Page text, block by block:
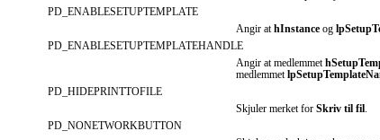
PD_ENABLESETUPTEMPLATE
Angir athInstance og
PD_ENABLESETUPTEMPLATEHANDLE
Angir at medlemmet
medlemmet
PD_HIDEPRINTTOFILE
Skjuler merket for Skriv til fil.
PD_NONETWORKBUTTON